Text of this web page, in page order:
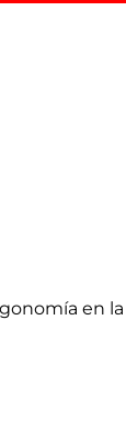
en